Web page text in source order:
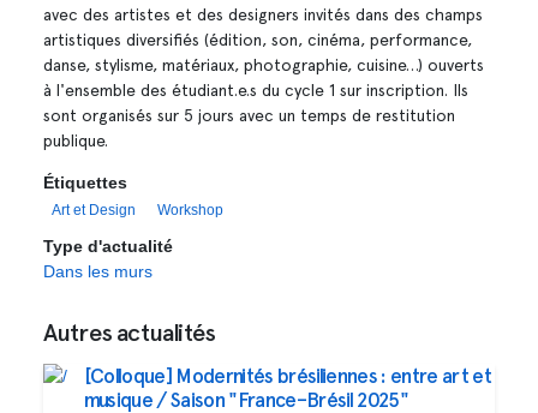
avec des artistes et des designers invités dans des champs
artistiques diversifiés (édition, son, cinéma, performance,
danse, stylisme, matériaux, photographie, cuisine…) ouverts
à l'ensemble des étudiant.e.s du cycle 1 sur inscription. Ils
sont organisés sur 5 jours avec un temps de restitution
publique.
Étiquettes
Art et Design Workshop
Type d'actualité
Dans les murs
Autres actualités
[Colloque] Modernités brésiliennes : entre art et
musique / Saison "France–Brésil 2025"